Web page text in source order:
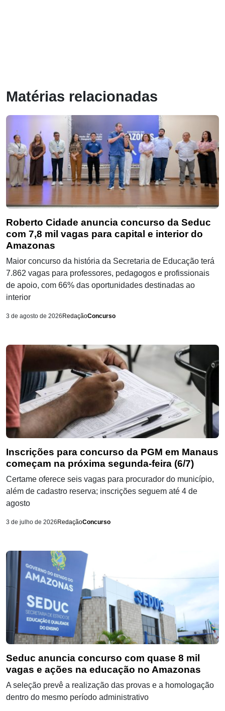
Matérias relacionadas
Roberto Cidade anuncia concurso da Seduc
com 7,8 mil vagas para capital e interior do
Amazonas
Maior concurso da história da Secretaria de Educação terá
7.862 vagas para professores, pedagogos e profissionais
de apoio, com 66% das oportunidades destinadas ao
interior
3 de agosto de 2026 RedaçãoConcurso
Inscrições para concurso da PGM em Manaus
começam na próxima segunda-feira (6/7)
Certame oferece seis vagas para procurador do município,
além de cadastro reserva; inscrições seguem até 4 de
agosto
3 de julho de 2026 RedaçãoConcurso
Seduc anuncia concurso com quase 8 mil
vagas e ações na educação no Amazonas
A seleção prevê a realização das provas e a homologação
dentro do mesmo período administrativo